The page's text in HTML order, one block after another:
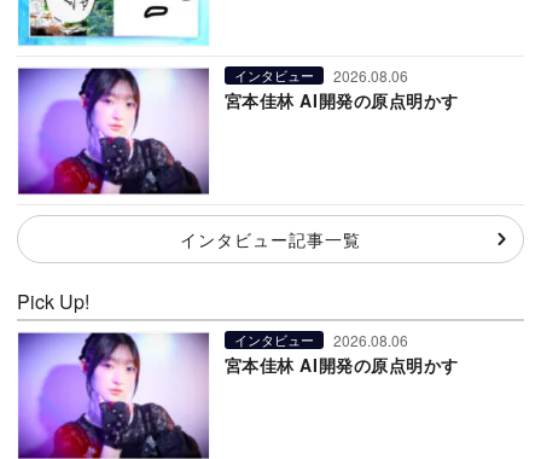
インタビュー 2026.08.06
宮本佳林 AI開発の原点明かす
インタビュー記事一覧
Pick Up!
インタビュー 2026.08.06
宮本佳林 AI開発の原点明かす